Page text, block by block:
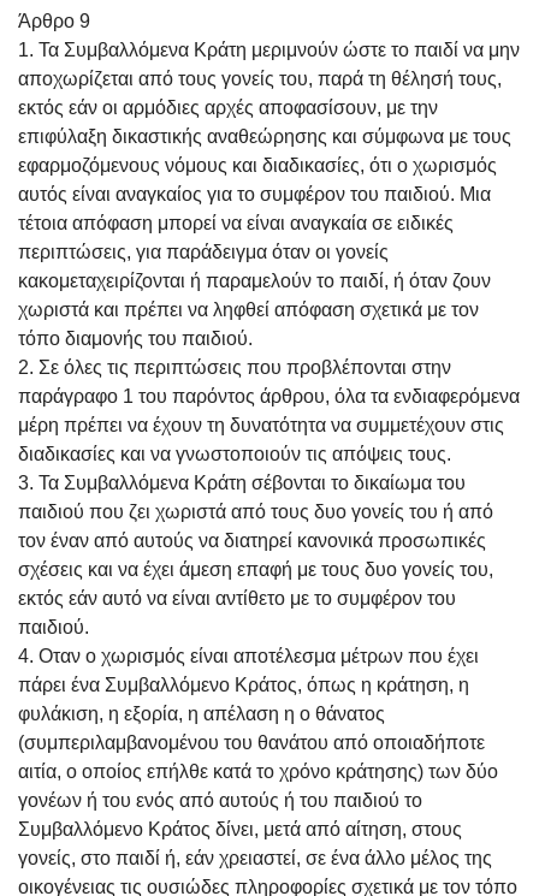
Άρθρο 9
1. Τα Συμβαλλόμενα Κράτη μεριμνούν ώστε το παιδί να μην
αποχωρίζεται από τους γονείς του, παρά τη θέλησή τους,
εκτός εάν οι αρμόδιες αρχές αποφασίσουν, με την
επιφύλαξη δικαστικής αναθεώρησης και σύμφωνα με τους
εφαρμοζόμενους νόμους και διαδικασίες, ότι ο χωρισμός
αυτός είναι αναγκαίος για το συμφέρον του παιδιού. Μια
τέτοια απόφαση μπορεί να είναι αναγκαία σε ειδικές
περιπτώσεις, για παράδειγμα όταν οι γονείς
κακομεταχειρίζονται ή παραμελούν το παιδί, ή όταν ζουν
χωριστά και πρέπει να ληφθεί απόφαση σχετικά με τον
τόπο διαμονής του παιδιού.
2. Σε όλες τις περιπτώσεις που προβλέπονται στην
παράγραφο 1 του παρόντος άρθρου, όλα τα ενδιαφερόμενα
μέρη πρέπει να έχουν τη δυνατότητα να συμμετέχουν στις
διαδικασίες και να γνωστοποιούν τις απόψεις τους.
3. Τα Συμβαλλόμενα Κράτη σέβονται το δικαίωμα του
παιδιού που ζει χωριστά από τους δυο γονείς του ή από
τον έναν από αυτούς να διατηρεί κανονικά προσωπικές
σχέσεις και να έχει άμεση επαφή με τους δυο γονείς του,
εκτός εάν αυτό να είναι αντίθετο με το συμφέρον του
παιδιού.
4. Οταν ο χωρισμός είναι αποτέλεσμα μέτρων που έχει
πάρει ένα Συμβαλλόμενο Κράτος, όπως η κράτηση, η
φυλάκιση, η εξορία, η απέλαση η ο θάνατος
(συμπεριλαμβανομένου του θανάτου από οποιαδήποτε
αιτία, ο οποίος επήλθε κατά το χρόνο κράτησης) των δύο
γονέων ή του ενός από αυτούς ή του παιδιού το
Συμβαλλόμενο Κράτος δίνει, μετά από αίτηση, στους
γονείς, στο παιδί ή, εάν χρειαστεί, σε ένα άλλο μέλος της
οικογένειας τις ουσιώδες πληροφορίες σχετικά με τον τόπο